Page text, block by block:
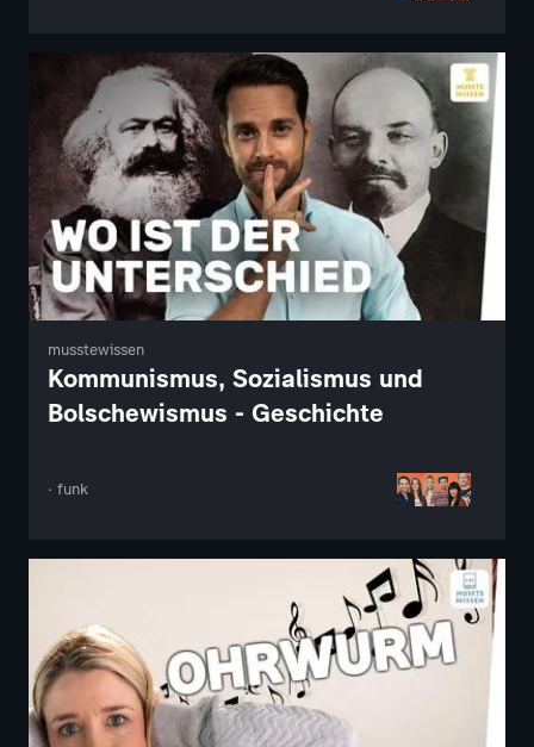
musstewissen
Kommunismus, Sozialismus und
Bolschewismus - Geschichte
· funk